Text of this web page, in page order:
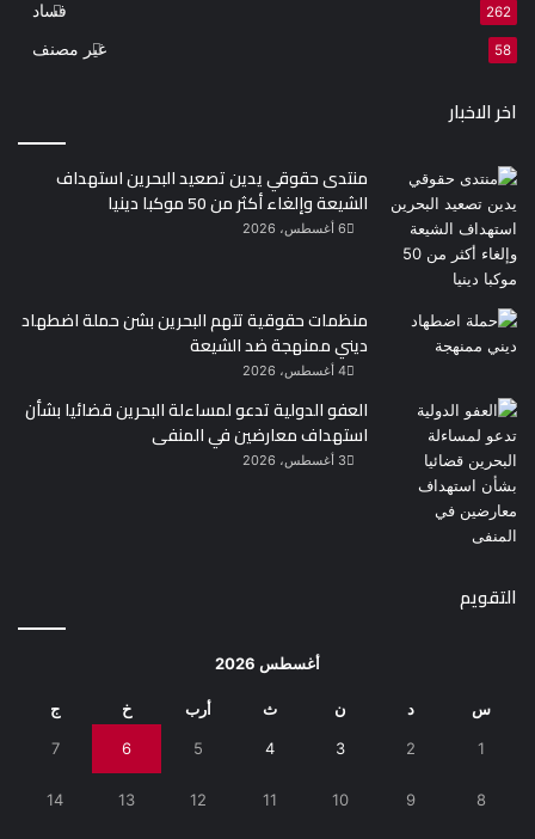
فساد 262
غير مصنف 58
اخر الاخبار
منتدى حقوقي يدين تصعيد البحرين استهداف
الشيعة وإلغاء أكثر من 50 موكبا دينيا
6 أغسطس، 2026
منظمات حقوقية تتهم البحرين بشن حملة اضطهاد
ديني ممنهجة ضد الشيعة
4 أغسطس، 2026
العفو الدولية تدعو لمساءلة البحرين قضائيا بشأن
استهداف معارضين في المنفى
3 أغسطس، 2026
التقويم
أغسطس 2026
س د ن ث أرب خ ج
1
2
3
4
5
6
7
8
9
10
11
12
13
14